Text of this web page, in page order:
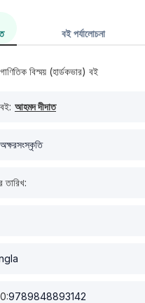
বই পর্যালোচনা
বিস্ময় (হার্ডকভার) বই
আহমদ দীদাত
অক্ষরসংস্কৃতি
তারিখ:
9789848893142